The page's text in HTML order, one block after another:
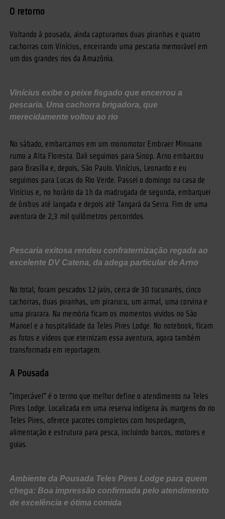
O retorno
Voltando à pousada, ainda capturamos duas piranhas e quatro
cachorras com Vinícius, encerrando uma pescaria memorável em
um dos grandes rios da Amazônia.
Vinícius exibe o peixe fisgado que encerrou a
pescaria. Uma cachorra brigadora, que
merecidamente voltou ao rio
No sábado, embarcamos em um monomotor Embraer Minuano
rumo a Alta Floresta. Dali seguimos para Sinop. Arno embarcou
para Brasília e, depois, São Paulo. Vinícius, Leonardo e eu
seguimos para Lucas do Rio Verde. Passei o domingo na casa de
Vinícius e, no horário da 1h da madrugada de segunda, embarquei
de ônibus até Jangada e depois até Tangará da Serra. Fim de uma
aventura de 2,3 mil quilômetros percorridos.
Pescaria exitosa rendeu confraternização regada ao
excelente DV Catena, da adega particular de Arno
No total, foram pescados 12 jaús, cerca de 30 tucunarés, cinco
cachorras, duas piranhas, um pirarucu, um armal, uma corvina e
uma pirarara. Na memória ficam os momentos vividos no São
Manoel e a hospitalidade da Teles Pires Lodge. No notebook, ficam
as fotos e vídeos que eternizam essa aventura, agora também
transformada em reportagem.
A Pousada
“Impecável” é o termo que melhor define o atendimento na Teles
Pires Lodge. Localizada em uma reserva indígena às margens do rio
Teles Pires, oferece pacotes completos com hospedagem,
alimentação e estrutura para pesca, incluindo barcos, motores e
guias.
Ambiente da Pousada Teles Pires Lodge para quem
chega: Boa impressão confirmada pelo atendimento
de excelência e ótima comida